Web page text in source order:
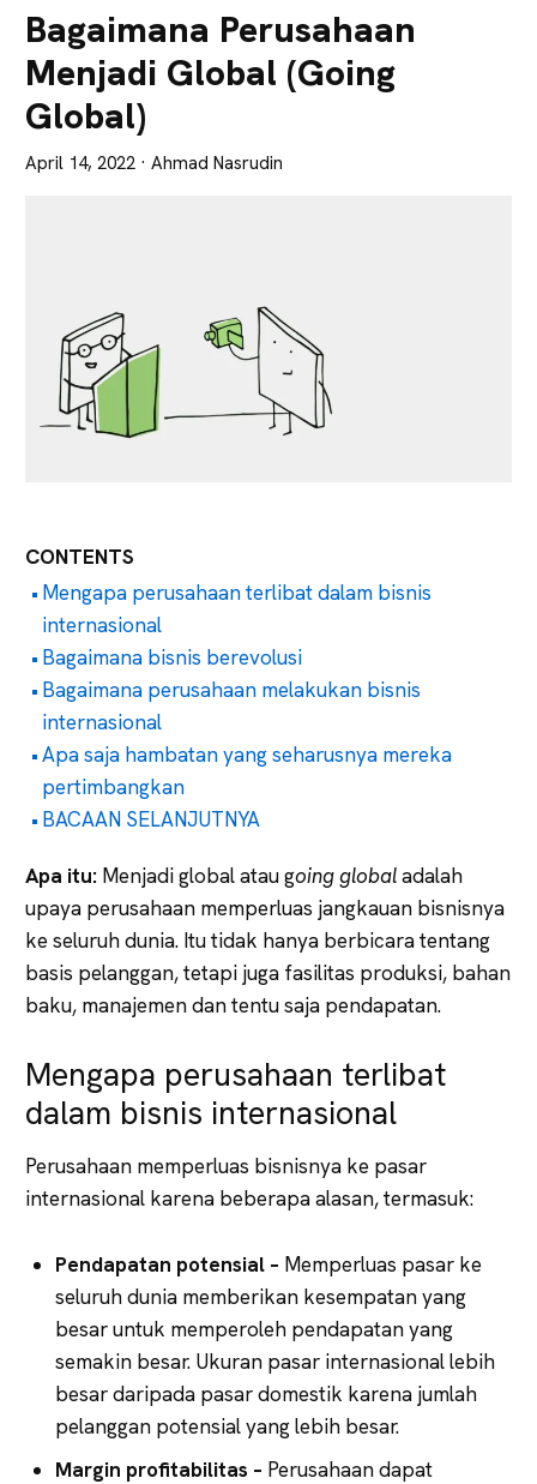
Tajam
Bagaimana Perusahaan
Menjadi Global (Going
Global)
April 14, 2022 · Ahmad Nasrudin
CONTENTS
Mengapa perusahaan terlibat dalam bisnis
internasional
Bagaimana bisnis berevolusi
Bagaimana perusahaan melakukan bisnis
internasional
Apa saja hambatan yang seharusnya mereka
pertimbangkan
BACAAN SELANJUTNYA
Apa itu: Menjadi global atau going globaladalah
upaya perusahaan memperluas jangkauan bisnisnya
ke seluruh dunia. Itu tidak hanya berbicara tentang
basis pelanggan, tetapi juga fasilitas produksi, bahan
baku, manajemen dan tentu saja pendapatan.
Mengapa perusahaan terlibat
dalam bisnis internasional
Perusahaan memperluas bisnisnya ke pasar
internasional karena beberapa alasan, termasuk:
Pendapatan potensial – Memperluas pasar ke
seluruh dunia memberikan kesempatan yang
besar untuk memperoleh pendapatan yang
semakin besar. Ukuran pasar internasional lebih
besar daripada pasar domestik karena jumlah
pelanggan potensial yang lebih besar.
Margin profitabilitas – Perusahaan dapat